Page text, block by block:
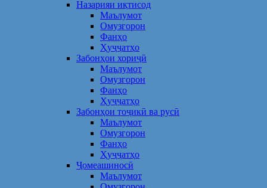
Назарияи иқтисод
Маълумот
Омузгорон
Фанҳо
Ҳуҷҷатҳо
Забонҳои хориҷӣ
Маълумот
Омузгорон
Фанҳо
Ҳуҷҷатҳо
Забонҳои тоҷикӣ ва русӣ
Маълумот
Омузгорон
Фанҳо
Ҳуҷҷатҳо
Ҷомеашиносӣ
Маълумот